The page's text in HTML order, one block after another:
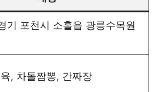
기 포천시 소흘읍 광릉수목원
, 차돌짬뽕, 간짜장